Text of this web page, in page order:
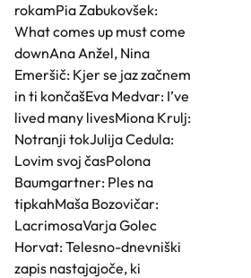
rokamPia Zabukovšek:
What comes up must come
downAna Anžel, Nina
Emeršič: Kjer se jaz začnem
in ti končašEva Medvar: I’ve
lived many livesMiona Krulj:
Notranji tokJulija Cedula:
Lovim svoj časPolona
Baumgartner: Ples na
tipkahMaša Bozovičar:
LacrimosaVarja Golec
Horvat: Telesno-dnevniški
zapis nastajajoče, ki